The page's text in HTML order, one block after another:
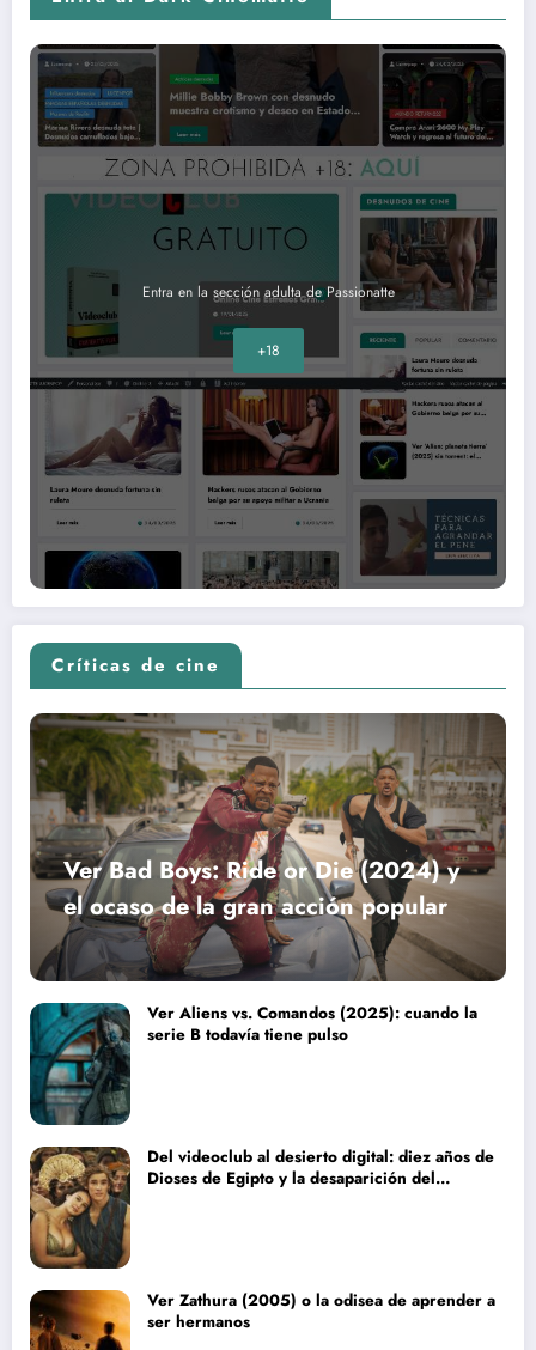
Entra en la sección adulta de Passionatte
+18
Críticas de cine
Ver Bad Boys: Ride or Die (2024) y
el ocaso de la gran acción popular
Ver Aliens vs. Comandos (2025): cuando la
serie B todavía tiene pulso
Del videoclub al desierto digital: diez años de
Dioses de Egipto y la desaparición del
Ver Zathura (2005) o la odisea de aprender a
ser hermanos